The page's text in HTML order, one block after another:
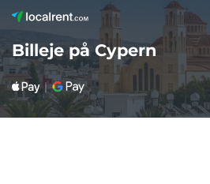
Billeje på Cypern